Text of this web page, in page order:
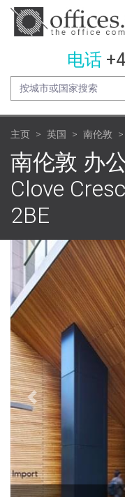
电话
主页 英国 南伦敦
南伦敦 办
Clove
2BE